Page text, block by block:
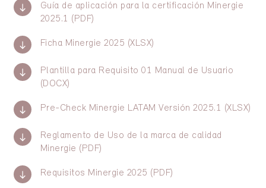
Guía de aplicación para la certificación Minergie
2025.1 (PDF)
Ficha Minergie 2025 (XLSX)
Plantilla para Requisito 01 Manual de Usuario
(DOCX)
Pre-Check Minergie LATAM Versión 2025.1 (XLSX)
Reglamento de Uso de la marca de calidad
Minergie (PDF)
Requisitos Minergie 2025 (PDF)